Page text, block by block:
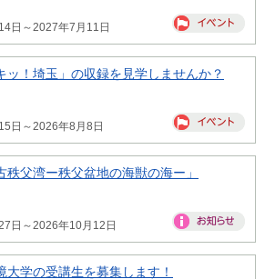
日～2027年7月11日
ッ！埼玉」の収録を見学しませんか？
日～2026年8月8日
秩父湾ー秩父盆地の海獣の海ー」
日～2026年10月12日
大学の受講生を募集します！